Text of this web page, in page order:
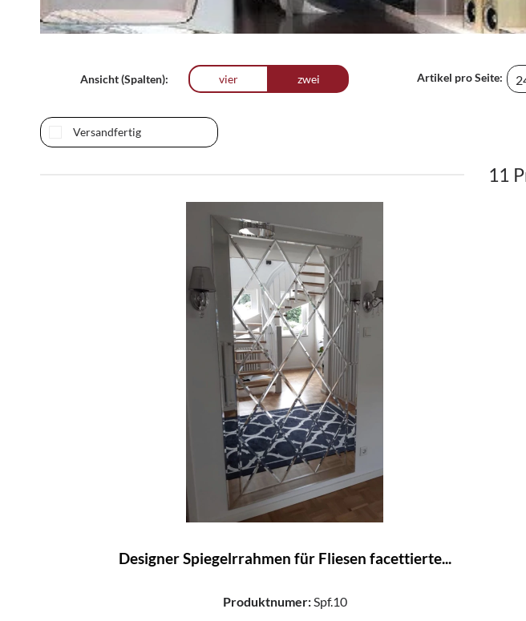
Versandfertig
Ansicht (Spalten): vier zwei Artikel pro Seite:
11
Designer Spiegelrrahmen für Fliesen facettierte...
Produktnumer:Spf.10